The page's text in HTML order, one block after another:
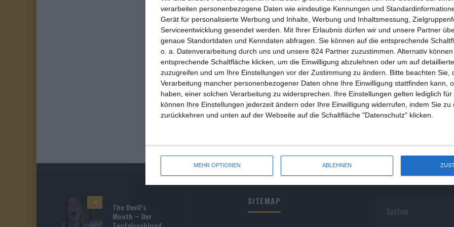
verarbeiten personenbezogene Daten wie eindeutige Kennungen und
Gerät für personalisierte Werbung und Inhalte, Werbung und Inhaltsmessung,
Serviceentwicklung gesendet werden.
Mit Ihrer Erlaubnis dürfen wir und unsere Partner
genaue Standortdaten und Kenndaten abfragen. Sie können auf die entsprechende
o. a. Datenverarbeitung durch uns und unsere 824 Partner zuzustimmen. Alternativ
entsprechende Schaltfläche klicken, um die Einwilligung abzulehnen oder um auf
zuzugreifen und um Ihre Einstellungen vor der Zustimmung zu ändern.
Bitte beachten Sie,
Verarbeitung mancher personenbezogener Daten ohne Ihre Einwilligung stattfinden kann,
haben, einer solchen Verarbeitung zu widersprechen. Ihre Einstellungen gelten lediglich
können Ihre Einstellungen jederzeit ändern oder Ihre Einwilligung widerrufen, indem Sie zu
zurückkehren und unten auf der Webseite auf die Schaltfläche "Datenschutz" klicken.
MEHR OPTIONEN ABLEHNEN
4
The Devil’s
Mouth – Der
SITEMAP